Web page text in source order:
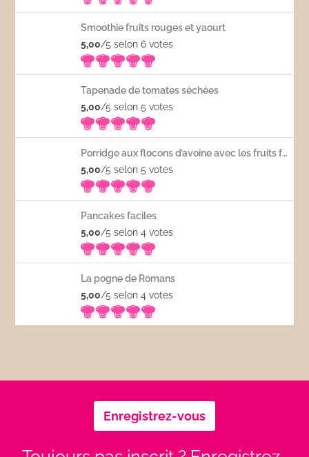
Smoothie fruits rouges et yaourt
5,00/5 selon 6votes
Tapenade de tomates séchées
5,00/5 selon 5votes
Porridge aux flocons d’avoine avec les fruits frais
5,00/5 selon 5votes
Pancakes faciles
5,00/5 selon 4votes
La pogne de Romans
5,00/5 selon 4votes
Enregistrez-vous